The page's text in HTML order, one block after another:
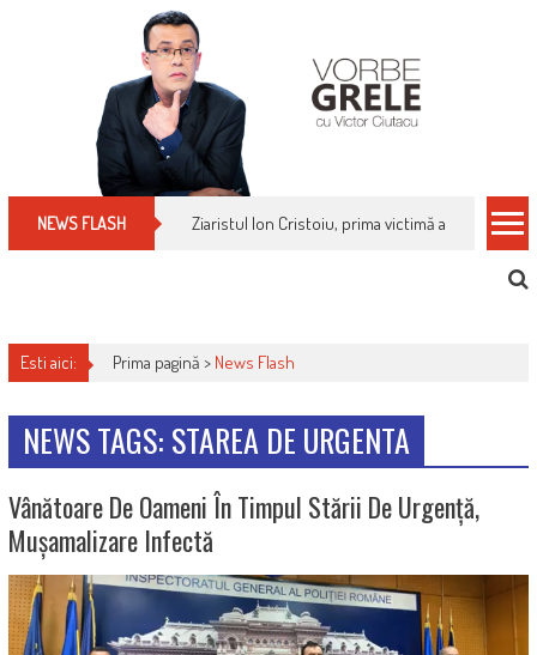
NEWS FLASH Ziaristul Ion Cristoiu, prima victimă a noi
Esti aici: Prima pagină > News Flash
NEWS TAGS: STAREA DE URGENTA
Vânătoare De Oameni În Timpul Stării De Urgență,
Mușamalizare Infectă